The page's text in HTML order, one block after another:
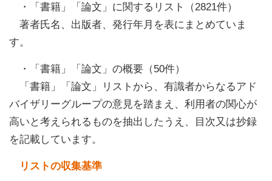
・「書籍」「論文」に関するリスト（2821件）
著者氏名、出版者、発行年月を表にまとめていま
す。
・「書籍」「論文」の概要（50件）
「書籍」「論文」リストから、有識者からなるアド
バイザリーグループの意見を踏まえ、利用者の関心が
高いと考えられるものを抽出したうえ、目次又は抄録
を記載しています。
リストの収集基準